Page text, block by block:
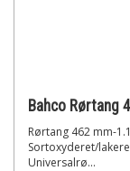
Bahco Rørtang
Rørtang 462 mm-
Sortoxyderet/
Universalrø...